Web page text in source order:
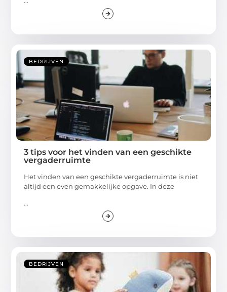
BEDRIJVEN
3 tips voor het vinden van een geschikte
vergaderruimte
Het vinden van een geschikte vergaderruimte is niet
altijd een even gemakkelijke opgave. In deze
...
BEDRIJVEN